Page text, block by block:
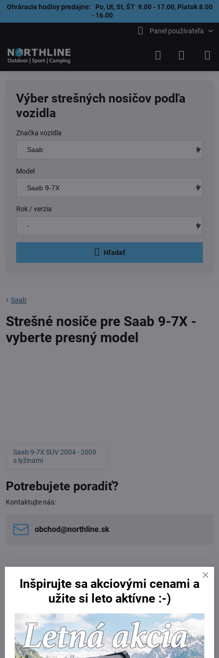
Otváracie hodiny predajne: Po, Ut, St, ŠT 9.00 - 17.00, Piatok 8.00
- 16.00
Panel používateľa
Výber strešných nosičov podľa
vozidla
Značka vozidla
Model
Rok / verzia
Hľadať
Saab
Strešné nosiče pre Saab 9-7X -
vyberte presný model
Saab 9-7X SUV 2004 - 2009
s lyžinami
Potrebujete poradiť?
Kontaktujte nás:
obchod​@northline​.sk
Inšpirujte sa akciovými cenami a
užite si leto aktívne :-)